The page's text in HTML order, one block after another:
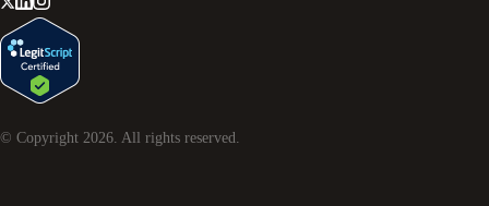
© Copyright 2026. All rights reserved.